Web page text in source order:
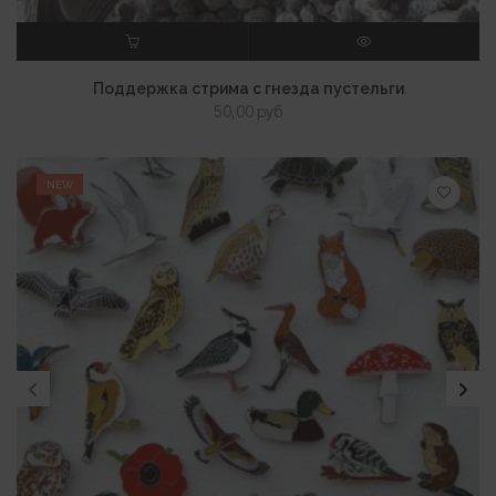
В КОРЗИНУ
Поддержка стрима с гнезда пустельги
50,00 руб
NEW